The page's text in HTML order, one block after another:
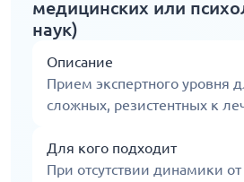
медицинских или
наук)
Описание
Прием экспертного уровня
сложных, резистентных к
Для кого подходит
При отсутствии динамики